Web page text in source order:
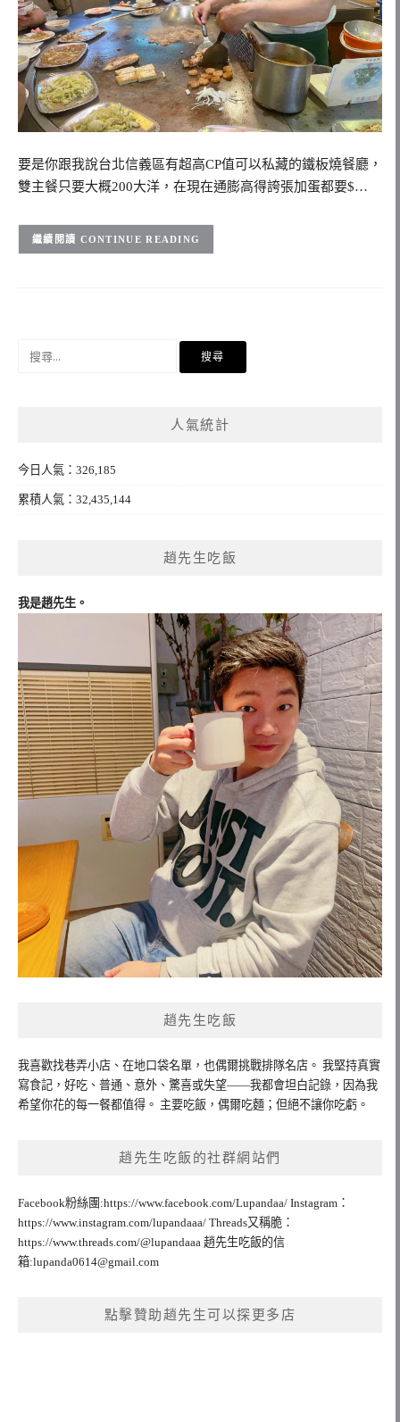
要是你跟我說台北信義區有超高CP值可以私藏的鐵板燒餐廳，
雙主餐只要大概200大洋，在現在通膨高得誇張加蛋都要$…
CONTINUE READING
人氣統計
今日人氣：326,185
累積人氣：32,435,144
趙先生吃飯
我是趙先生。
趙先生吃飯
我喜歡找巷弄小店、在地口袋名單，也偶爾挑戰排隊名店。 我堅持真實
寫食記，好吃、普通、意外、驚喜或失望——我都會坦白記錄，因為我
希望你花的每一餐都值得。 主要吃飯，偶爾吃麵；但絕不讓你吃虧。
趙先生吃飯的社群網站們
Facebook粉絲團:https://www.facebook.com/Lupandaa/ Instagram：
https://www.instagram.com/lupandaaa/ Threads又稱脆：
https://www.threads.com/@lupandaaa 趙先生吃飯的信
箱:lupanda0614@gmail.com
點擊贊助趙先生可以探更多店